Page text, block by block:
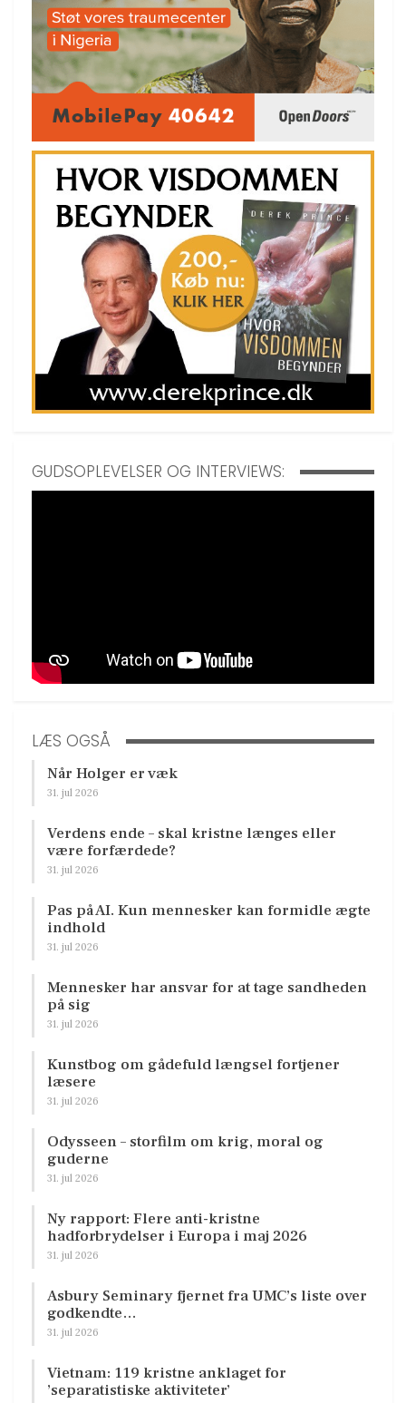
GUDSOPLEVELSER OG INTERVIEWS:
LÆS OGSÅ
Når Holger er væk
31. jul 2026
Verdens ende – skal kristne længes eller
være forfærdede?
31. jul 2026
Pas på AI. Kun mennesker kan formidle ægte
indhold
31. jul 2026
Mennesker har ansvar for at tage sandheden
på sig
31. jul 2026
Kunstbog om gådefuld længsel fortjener
læsere
31. jul 2026
Odysseen – storfilm om krig, moral og
guderne
31. jul 2026
Ny rapport: Flere anti-kristne
hadforbrydelser i Europa i maj 2026
31. jul 2026
Asbury Seminary fjernet fra UMC’s liste over
godkendte…
31. jul 2026
Vietnam: 119 kristne anklaget for
’separatistiske aktiviteter’